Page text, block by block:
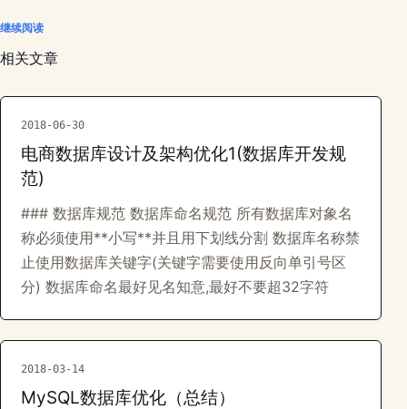
继续阅读
相关文章
2018-06-30
电商数据库设计及架构优化1(数据库开发规
范)
### 数据库规范 数据库命名规范 所有数据库对象名
称必须使用**小写**并且用下划线分割 数据库名称禁
止使用数据库关键字(关键字需要使用反向单引号区
分) 数据库命名最好见名知意,最好不要超32字符
2018-03-14
MySQL数据库优化（总结）